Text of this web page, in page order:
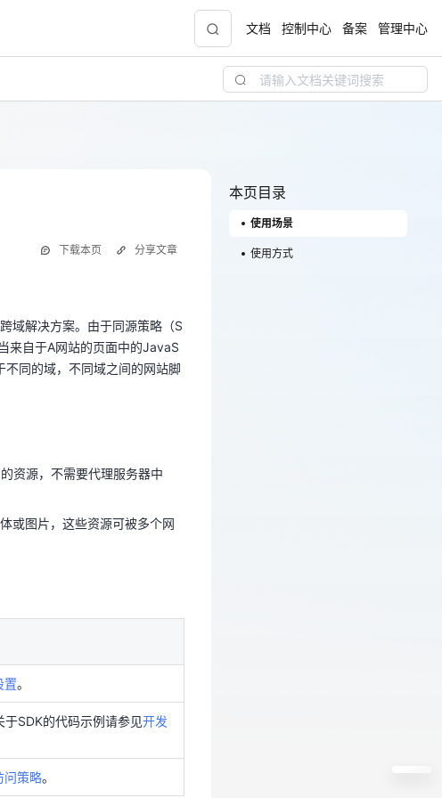
面适配，
国家云助力中小企业腾飞，高额上云补贴重磅
下单得现金
文档 控制中心 备案 管理中心
下载本页
域解决方案。由于同源策略（S
自于A网站的页面中的JavaS
SDK的代码示例请参见
策略
分享文章
域解决方案。由于同源策略（S
来自于A网站的页面中的JavaS
同的域，不同域之间的网站脚
资源，不需要代理服务器中
或图片，这些资源可被多个网
置。
SDK的代码示例请参见开发
问策略。
本页目录
使用场景
使用方式